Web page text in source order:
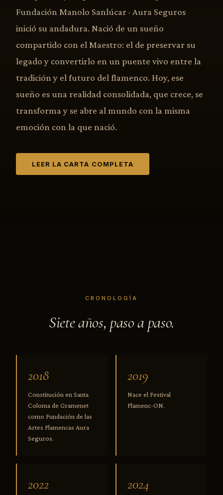
Fundación Manolo Sanlúcar · Aura Seguros
inició su andadura. Nació de un sueño
compartido con el Maestro: el de preservar su
legado y convertirlo en un puente vivo entre la
tradición y el futuro del flamenco. Hoy, ese
sueño es una realidad consolidada, que crece, se
transforma y se abre al mundo con la misma
emoción con la que nació.
LEER LA CARTA COMPLETA
CRONOLOGÍA
Siete años, paso a paso.
2018
Constitución en Santa
Coloma de Gramenet
como Fundación de las
Artes Flamencas Aura
Seguros.
2019
Nace el Festival
Flamenc-ON.
2022 2024